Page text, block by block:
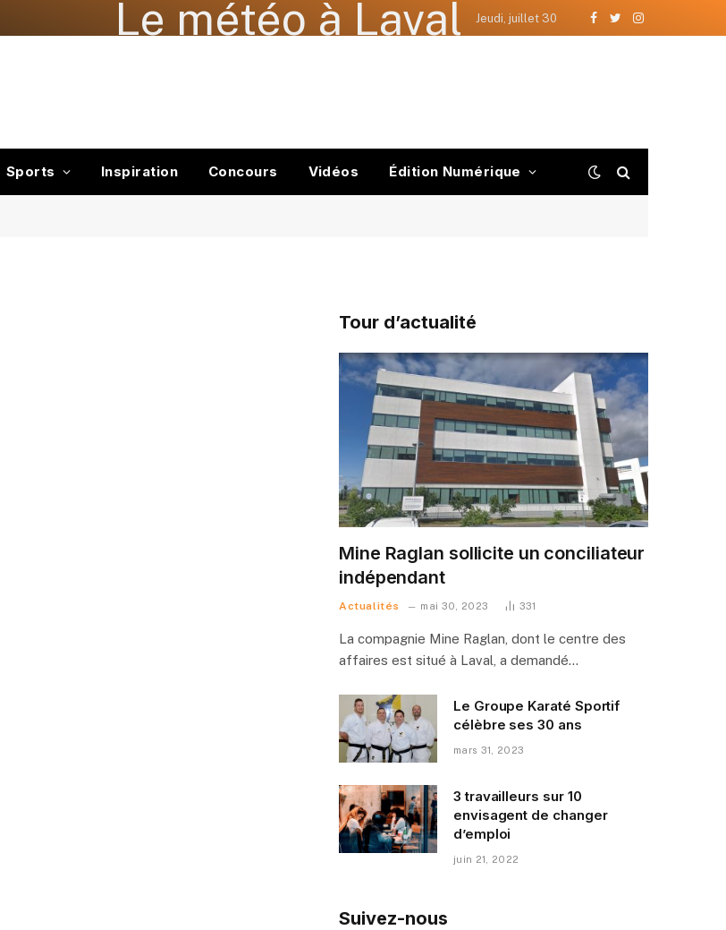
Le météo à Laval Jeudi, juillet 30
Facebook
TwitterInstagram
Sports Inspiration Concours Vidéos Édition Numérique
Tour d’actualité
Mine Raglan sollicite un conciliateur
indépendant
Actualités mai 30, 2023 331
La compagnie Mine Raglan, dont le centre des
affaires est situé à Laval, a demandé…
Le Groupe Karaté Sportif
célèbre ses 30 ans
mars 31, 2023
3 travailleurs sur 10
envisagent de changer
d’emploi
juin 21, 2022
Suivez-nous